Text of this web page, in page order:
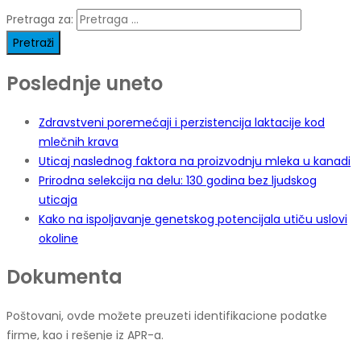
Pretraga za:
Poslednje uneto
Zdravstveni poremećaji i perzistencija laktacije kod
mlečnih krava
Uticaj naslednog faktora na proizvodnju mleka u kanadi
Prirodna selekcija na delu: 130 godina bez ljudskog
uticaja
Kako na ispoljavanje genetskog potencijala utiču uslovi
okoline
Dokumenta
Poštovani, ovde možete preuzeti identifikacione podatke
firme, kao i rešenje iz APR-a.